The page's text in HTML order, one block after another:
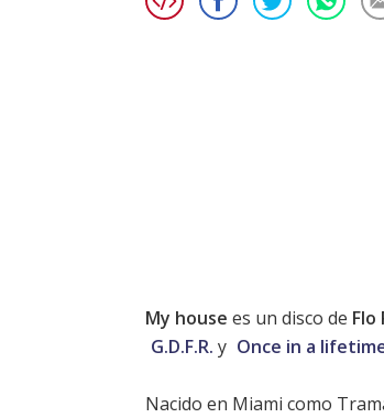
My house es un disco de Flo
G.D.F.R. y Once in a
Nacido en Miami como